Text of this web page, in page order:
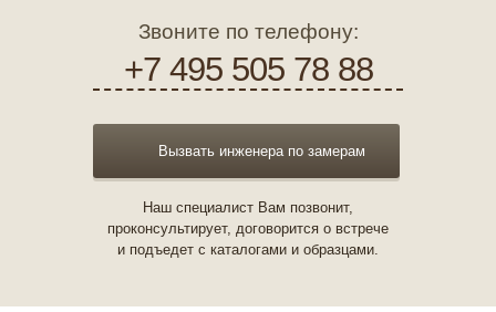
Звоните по телефону:
+7 495 505 78 88
Вызвать инженера по замерам
Наш специалист Вам позвонит,
проконсультирует, договорится о встрече
и подъедет с каталогами и образцами.